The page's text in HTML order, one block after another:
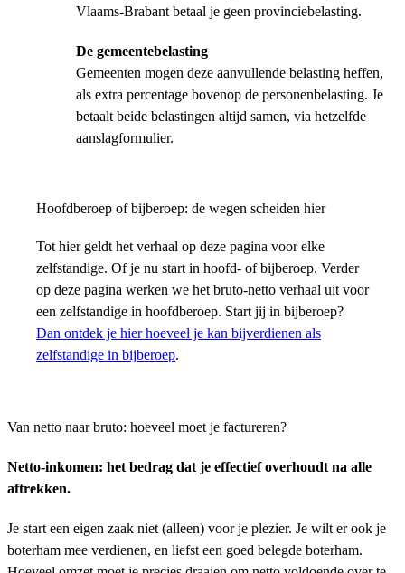
Vlaams-Brabant betaal je geen provinciebelasting.
De gemeentebelasting
Gemeenten mogen deze aanvullende belasting heffen,
als extra percentage bovenop de personenbelasting. Je
betaalt beide belastingen altijd samen, via hetzelfde
aanslagformulier.
Hoofdberoep of bijberoep: de wegen scheiden hier
Tot hier geldt het verhaal op deze pagina voor elke
zelfstandige. Of je nu start in hoofd- of bijberoep. Verder
op deze pagina werken we het bruto-netto verhaal uit voor
een zelfstandige in hoofdberoep. Start jij in bijberoep?
Dan ontdek je hier hoeveel je kan bijverdienen als
zelfstandige in bijberoep.
Van netto naar bruto: hoeveel moet je factureren?
Netto-inkomen: het bedrag dat je effectief overhoudt na alle
aftrekken.
Je start een eigen zaak niet (alleen) voor je plezier. Je wilt er ook je
boterham mee verdienen, en liefst een goed belegde boterham.